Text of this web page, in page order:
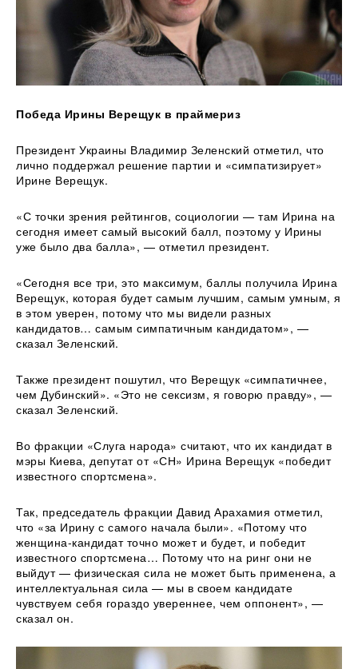
Победа Ирины Верещук в праймериз
Президент Украины Владимир Зеленский отметил, что
лично поддержал решение партии и «симпатизирует»
Ирине Верещук.
«С точки зрения рейтингов, социологии — там Ирина на
сегодня имеет самый высокий балл, поэтому у Ирины
уже было два балла», — отметил президент.
«Сегодня все три, это максимум, баллы получила Ирина
Верещук, которая будет самым лучшим, самым умным, я
в этом уверен, потому что мы видели разных
кандидатов… самым симпатичным кандидатом», —
сказал Зеленский.
Также президент пошутил, что Верещук «симпатичнее,
чем Дубинский». «Это не сексизм, я говорю правду», —
сказал Зеленский.
Во фракции «Слуга народа» считают, что их кандидат в
мэры Киева, депутат от «СН» Ирина Верещук «победит
известного спортсмена».
Так, председатель фракции Давид Арахамия отметил,
что «за Ирину с самого начала были». «Потому что
женщина-кандидат точно может и будет, и победит
известного спортсмена… Потому что на ринг они не
выйдут — физическая сила не может быть применена, а
интеллектуальная сила — мы в своем кандидате
чувствуем себя гораздо увереннее, чем оппонент», —
сказал он.